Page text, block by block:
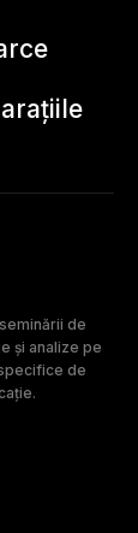
de
și analize pe
de